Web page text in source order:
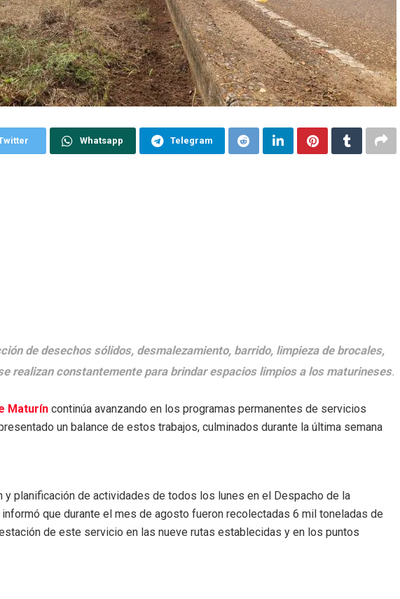
Whatsapp Telegram
de desechos sólidos, desmalezamiento, barrido, limpieza de brocales,
realizan constantemente para brindar espacios limpios a los maturineses.
Maturín continúa avanzando en los programas permanentes de servicios
un balance de estos trabajos, culminados durante la última semana
y planificación de actividades de todos los lunes en el Despacho de la
que durante el mes de agosto fueron recolectadas 6 mil toneladas de
de este servicio en las nueve rutas establecidas y en los puntos